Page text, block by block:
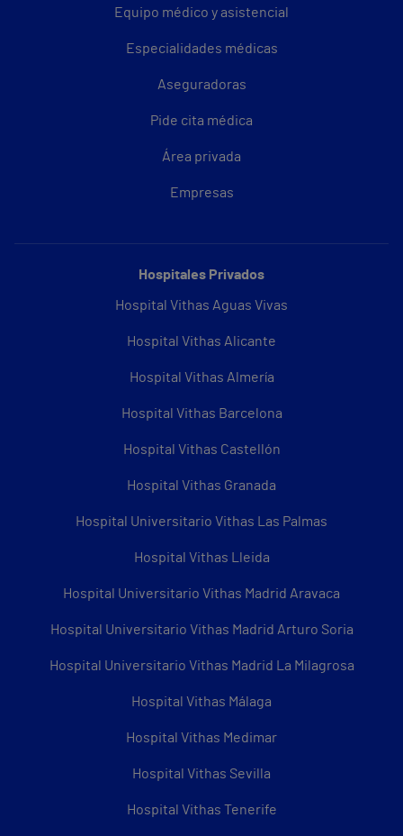
Equipo médico y asistencial
Especialidades médicas
Aseguradoras
Pide cita médica
Área privada
Empresas
Hospitales Privados
Hospital Vithas Aguas Vivas
Hospital Vithas Alicante
Hospital Vithas Almería
Hospital Vithas Barcelona
Hospital Vithas Castellón
Hospital Vithas Granada
Hospital Universitario Vithas Las Palmas
Hospital Vithas Lleida
Hospital Universitario Vithas Madrid Aravaca
Hospital Universitario Vithas Madrid Arturo Soria
Hospital Universitario Vithas Madrid La Milagrosa
Hospital Vithas Málaga
Hospital Vithas Medimar
Hospital Vithas Sevilla
Hospital Vithas Tenerife